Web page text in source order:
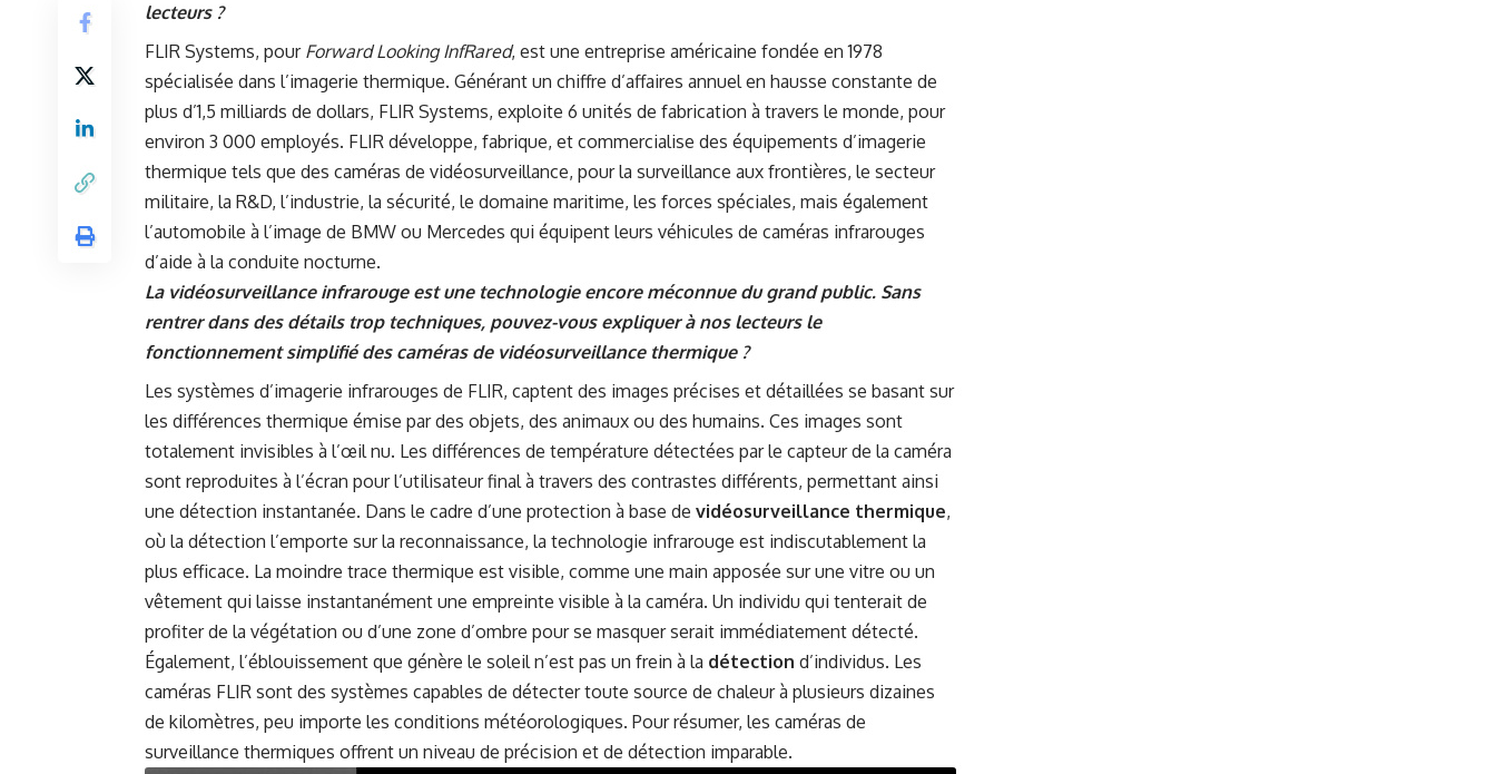
lecteurs ?
FLIR Systems, pour Forward Looking InfRared, est une entreprise américaine fondée en 1978
spécialisée dans l’imagerie thermique. Générant un chiffre d’affaires annuel en hausse constante de
plus d’1,5 milliards de dollars, FLIR Systems, exploite 6 unités de fabrication à travers le monde, pour
environ 3 000 employés. FLIR développe, fabrique, et commercialise des équipements d’imagerie
thermique tels que des caméras de vidéosurveillance, pour la surveillance aux frontières, le secteur
militaire, la R&D, l’industrie, la sécurité, le domaine maritime, les forces spéciales, mais également
l’automobile à l’image de BMW ou Mercedes qui équipent leurs véhicules de caméras infrarouges
d’aide à la conduite nocturne.
La vidéosurveillance infrarouge est une technologie encore méconnue du grand public. Sans
rentrer dans des détails trop techniques, pouvez-vous expliquer à nos lecteurs le
fonctionnement simplifié des caméras de vidéosurveillance thermique ?
Les systèmes d’imagerie infrarouges de FLIR, captent des images précises et détaillées se basant sur
les différences thermique émise par des objets, des animaux ou des humains. Ces images sont
totalement invisibles à l’œil nu. Les différences de température détectées par le capteur de la caméra
sont reproduites à l’écran pour l’utilisateur final à travers des contrastes différents, permettant ainsi
une détection instantanée. Dans le cadre d’une protection à base de vidéosurveillance thermique,
où la détection l’emporte sur la reconnaissance, la technologie infrarouge est indiscutablement la
plus efficace. La moindre trace thermique est visible, comme une main apposée sur une vitre ou un
vêtement qui laisse instantanément une empreinte visible à la caméra. Un individu qui tenterait de
profiter de la végétation ou d’une zone d’ombre pour se masquer serait immédiatement détecté.
Également, l’éblouissement que génère le soleil n’est pas un frein à la détection d’individus. Les
caméras FLIR sont des systèmes capables de détecter toute source de chaleur à plusieurs dizaines
de kilomètres, peu importe les conditions météorologiques. Pour résumer, les caméras de
surveillance thermiques offrent un niveau de précision et de détection imparable.